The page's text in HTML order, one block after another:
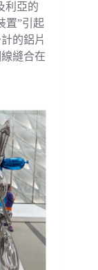
利亞的
置”引起
的鋁片
縫合在